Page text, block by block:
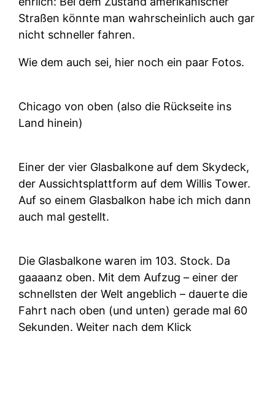
Straßen könnte man wahrscheinlich auch gar
nicht schneller fahren.
Wie dem auch sei, hier noch ein paar Fotos.
Chicago von oben (also die Rückseite ins
Land hinein)
Einer der vier Glasbalkone auf dem Skydeck,
der Aussichtsplattform auf dem Willis Tower.
Auf so einem Glasbalkon habe ich mich dann
auch mal gestellt.
Die Glasbalkone waren im 103. Stock. Da
gaaaanz oben. Mit dem Aufzug – einer der
schnellsten der Welt angeblich – dauerte die
Fahrt nach oben (und unten) gerade mal 60
Sekunden. Weiter nach dem Klick